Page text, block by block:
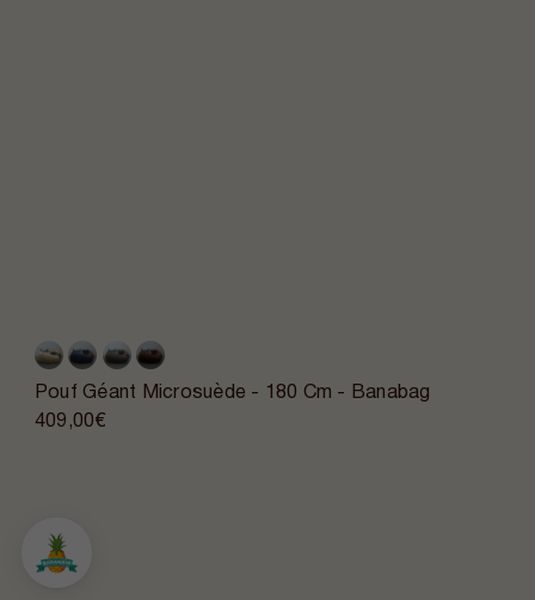
Pouf Géant Microsuède - 180 Cm - Banabag
409,00€